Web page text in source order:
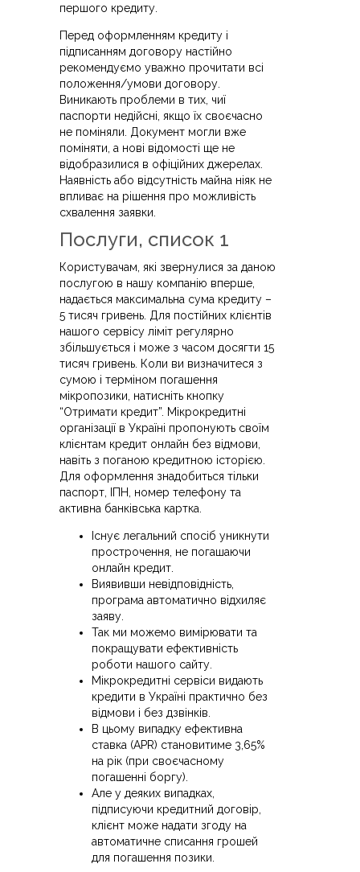
першого кредиту.
Перед оформленням кредиту і
підписанням договору настійно
рекомендуємо уважно прочитати всі
положення/умови договору.
Виникають проблеми в тих, чиї
паспорти недійсні, якщо їх своєчасно
не поміняли. Документ могли вже
поміняти, а нові відомості ще не
відобразилися в офіційних джерелах.
Наявність або відсутність майна ніяк не
впливає на рішення про можливість
схвалення заявки.
Послуги, список 1
Користувачам, які звернулися за даною
послугою в нашу компанію вперше,
надається максимальна сума кредиту –
5 тисяч гривень. Для постійних клієнтів
нашого сервісу ліміт регулярно
збільшується і може з часом досягти 15
тисяч гривень. Коли ви визначитеся з
сумою і терміном погашення
мікропозики, натисніть кнопку
“Отримати кредит”. Мікрокредитні
організації в Україні пропонують своїм
клієнтам кредит онлайн без відмови,
навіть з поганою кредитною історією.
Для оформлення знадобиться тільки
паспорт, ІПН, номер телефону та
активна банківська картка.
Існує легальний спосіб уникнути
прострочення, не погашаючи
онлайн кредит.
Виявивши невідповідність,
програма автоматично відхиляє
заяву.
Так ми можемо вимірювати та
покращувати ефективність
роботи нашого сайту.
Мікрокредитні сервіси видають
кредити в Україні практично без
відмови і без дзвінків.
В цьому випадку ефективна
ставка (APR) становитиме 3,65%
на рік (при своєчасному
погашенні боргу).
Але у деяких випадках,
підписуючи кредитний договір,
клієнт може надати згоду на
автоматичне списання грошей
для погашення позики.